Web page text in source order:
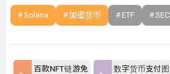
Solana 加密货币 ETF SEC
百款NFT链游免
数字货币支付图